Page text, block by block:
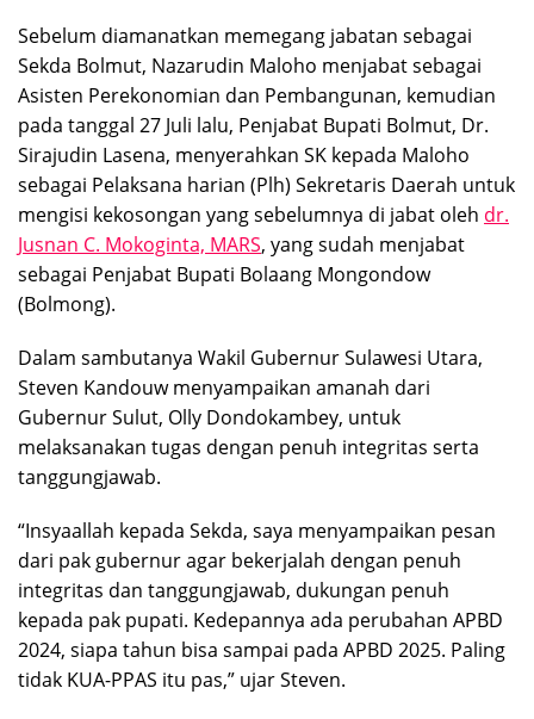
Sebelum diamanatkan memegang jabatan sebagai
Sekda Bolmut, Nazarudin Maloho menjabat sebagai
Asisten Perekonomian dan Pembangunan, kemudian
pada tanggal 27 Juli lalu, Penjabat Bupati Bolmut, Dr.
Sirajudin Lasena, menyerahkan SK kepada Maloho
sebagai Pelaksana harian (Plh) Sekretaris Daerah untuk
mengisi kekosongan yang sebelumnya di jabat oleh dr.
Jusnan C. Mokoginta, MARS, yang sudah menjabat
sebagai Penjabat Bupati Bolaang Mongondow
(Bolmong).
Dalam sambutanya Wakil Gubernur Sulawesi Utara,
Steven Kandouw menyampaikan amanah dari
Gubernur Sulut, Olly Dondokambey, untuk
melaksanakan tugas dengan penuh integritas serta
tanggungjawab.
“Insyaallah kepada Sekda, saya menyampaikan pesan
dari pak gubernur agar bekerjalah dengan penuh
integritas dan tanggungjawab, dukungan penuh
kepada pak pupati. Kedepannya ada perubahan APBD
2024, siapa tahun bisa sampai pada APBD 2025. Paling
tidak KUA-PPAS itu pas,” ujar Steven.